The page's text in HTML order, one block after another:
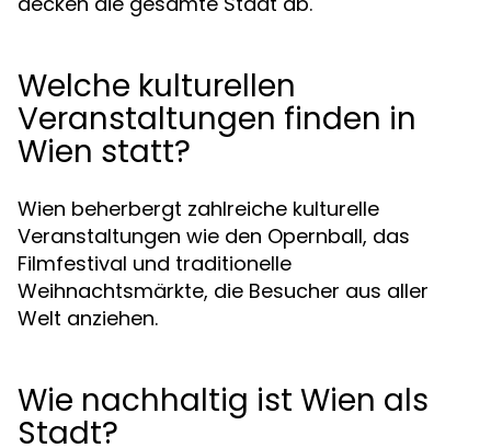
Welche kulturellen
Veranstaltungen finden in
Wien statt?
Wien beherbergt zahlreiche kulturelle
Veranstaltungen wie den Opernball, das
Filmfestival und traditionelle
Weihnachtsmärkte, die Besucher aus aller
Welt anziehen.
Wie nachhaltig ist Wien als
Stadt?